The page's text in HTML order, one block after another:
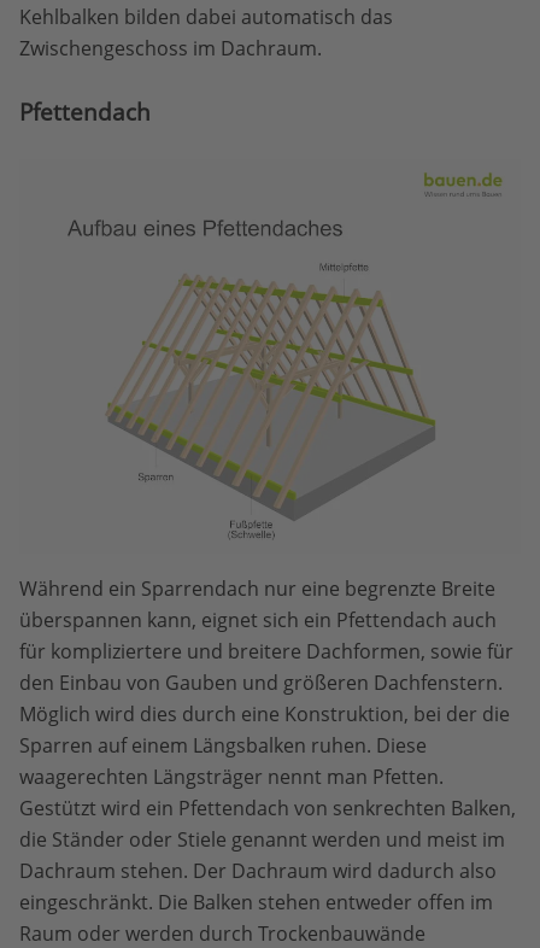
Kehlbalken bilden dabei automatisch das
Zwischengeschoss im Dachraum.
Pfettendach
Während ein Sparrendach nur eine begrenzte Breite
überspannen kann, eignet sich ein Pfettendach auch
für kompliziertere und breitere Dachformen, sowie für
den Einbau von Gauben und größeren Dachfenstern.
Möglich wird dies durch eine Konstruktion, bei der die
Sparren auf einem Längsbalken ruhen. Diese
waagerechten Längsträger nennt man Pfetten.
Gestützt wird ein Pfettendach von senkrechten Balken,
die Ständer oder Stiele genannt werden und meist im
Dachraum stehen. Der Dachraum wird dadurch also
eingeschränkt. Die Balken stehen entweder offen im
Raum oder werden durch Trockenbauwände